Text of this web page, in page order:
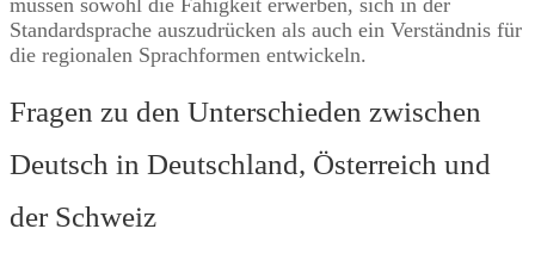
müssen sowohl die Fähigkeit erwerben, sich in der
Standardsprache auszudrücken als auch ein Verständnis für
die regionalen Sprachformen entwickeln.
Fragen zu den Unterschieden zwischen
Deutsch in Deutschland, Österreich und
der Schweiz